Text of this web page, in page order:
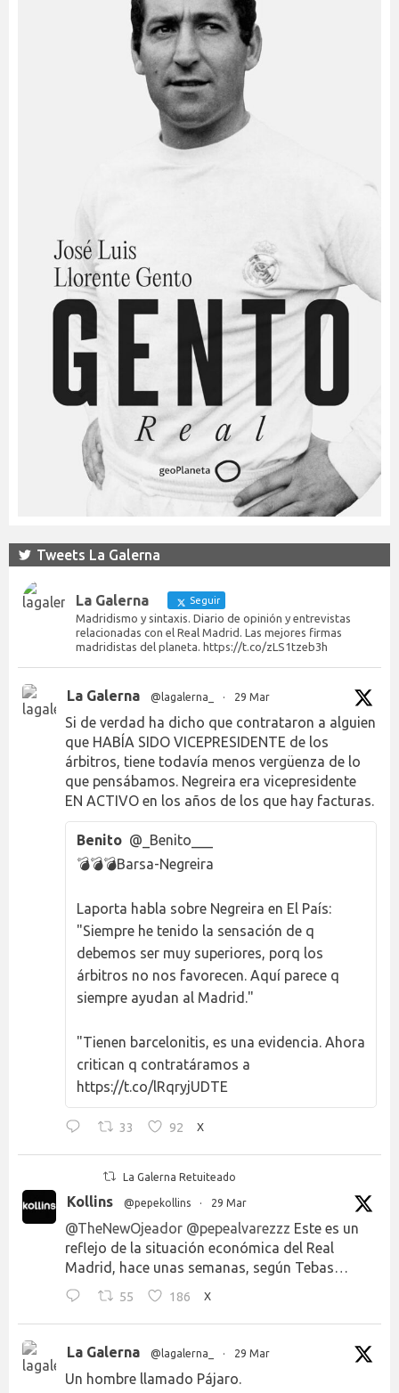
Tweets La Galerna
La Galerna Seguir
Madridismo y sintaxis. Diario de opinión y entrevistas
relacionadas con el Real Madrid. Las mejores firmas
madridistas del planeta. https://t.co/zLS1tzeb3h
La Galerna @lagalerna_ · 29 Mar
Si de verdad ha dicho que contrataron a alguien
que HABÍA SIDO VICEPRESIDENTE de los
árbitros, tiene todavía menos vergüenza de lo
que pensábamos. Negreira era vicepresidente
EN ACTIVO en los años de los que hay facturas.
Benito @_Benito___
💣💣💣Barsa-Negreira
Laporta habla sobre Negreira en El País:
"Siempre he tenido la sensación de q
debemos ser muy superiores, porq los
árbitros no nos favorecen. Aquí parece q
siempre ayudan al Madrid."
"Tienen barcelonitis, es una evidencia. Ahora
critican q contratáramos a
https://t.co/lRqryjUDTE
33 92 X
La Galerna Retuiteado
Kollins @pepekollins · 29 Mar
@TheNewOjeador @pepealvarezzz Este es un
reflejo de la situación económica del Real
Madrid, hace unas semanas, según Tebas…
55 186 X
La Galerna @lagalerna_ · 29 Mar
Un hombre llamado Pájaro.